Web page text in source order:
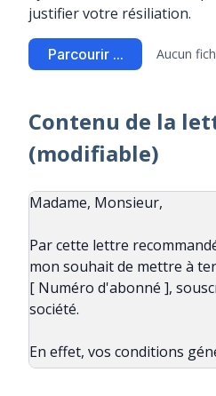
justifier votre résiliation.
Parcourir ... Aucun
Contenu de la
(modifiable)